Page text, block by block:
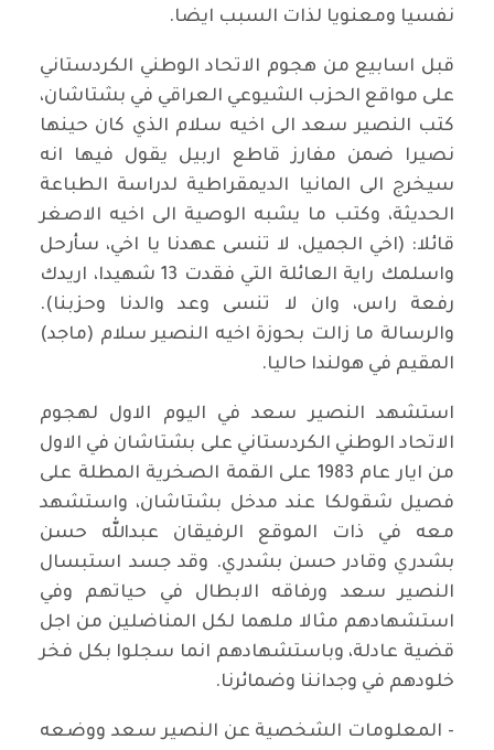
نفسيا ومعنويا لذات السبب ايضا.
قبل اسابيع من هجوم الاتحاد الوطني الكردستاني
على مواقع الحزب الشيوعي العراقي في بشتاشان،
كتب النصير سعد الى اخيه سلام الذي كان حينها
نصيرا ضمن مفارز قاطع اربيل يقول فيها انه
سيخرج الى المانيا الديمقراطية لدراسة الطباعة
الحديثة، وكتب ما يشبه الوصية الى اخيه الاصغر
قائلا: (اخي الجميل، لا تنسى عهدنا يا اخي، سأرحل
واسلمك راية العائلة التي فقدت 13 شهيدا، اريدك
رفعة راس، وان لا تنسى وعد والدنا وحزبنا).
والرسالة ما زالت بحوزة اخيه النصير سلام (ماجد)
المقيم في هولندا حاليا.
استشهد النصير سعد في اليوم الاول لهجوم
الاتحاد الوطني الكردستاني على بشتاشان في الاول
من ايار عام 1983 على القمة الصخرية المطلة على
فصيل شقولكا عند مدخل بشتاشان، واستشهد
معه في ذات الموقع الرفيقان عبدالله حسن
بشدري وقادر حسن بشدري. وقد جسد استبسال
النصير سعد ورفاقه الابطال في حياتهم وفي
استشهادهم مثالا ملهما لكل المناضلين من اجل
قضية عادلة، وباستشهادهم انما سجلوا بكل فخر
خلودهم في وجداننا وضمائرنا.
- المعلومات الشخصية عن النصير سعد ووضعه